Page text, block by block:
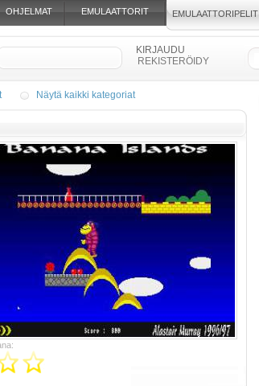
OHJELMAT EMULAATTORIT EMULAATTORIPELIT
Näytä kaikki kategoriat
REKISTERÖIDY